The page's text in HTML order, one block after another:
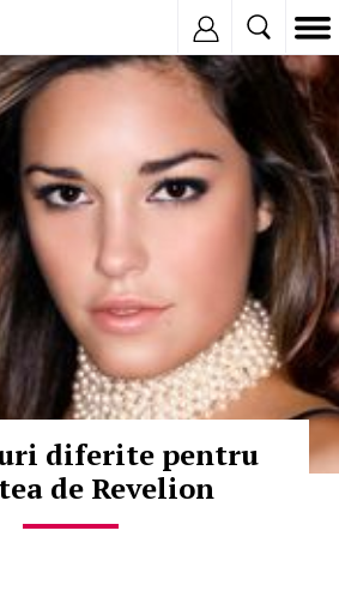
diferite pentru
de Revelion